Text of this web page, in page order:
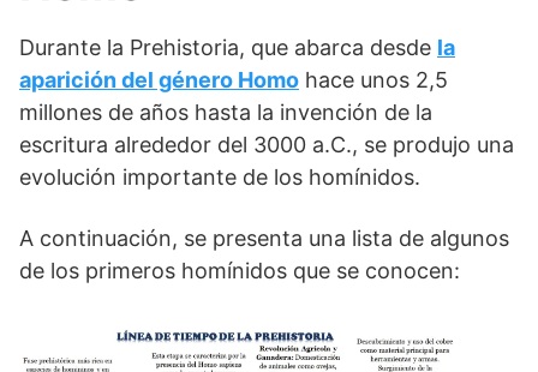
Durante la Prehistoria, que abarca desde la
aparición del género Homo hace unos 2,5
millones de años hasta la invención de la
escritura alrededor del 3000 a.C., se produjo una
evolución importante de los homínidos.
A continuación, se presenta una lista de algunos
de los primeros homínidos que se conocen: